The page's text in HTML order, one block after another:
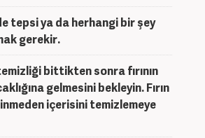
tepsi ya da herhangi bir şey
gerekir.
bittikten sonra fırının
gelmesini bekleyin. Fırın
inmeden içerisini temizlemeye